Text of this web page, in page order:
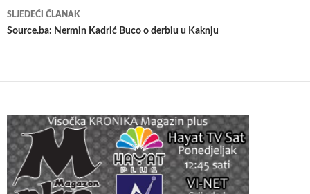
SLJEDEĆI ČLANAK
Source.ba: Nermin Kadrić Buco o derbiu u Kaknju